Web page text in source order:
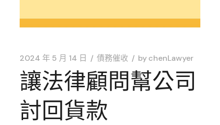
2024 年 5 月 14 日 債務催收 bychenLawyer
讓法律顧問幫公司
討回貨款